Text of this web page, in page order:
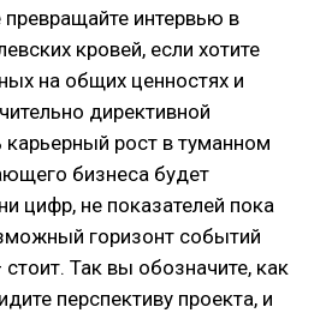
интервью в
кровей, если хотите
на общих ценностях и
директивной
карьерный рост в туманном
бизнеса будет
цифр, не показателей пока
горизонт событий
стоит. Так вы обозначите, как
перспективу проекта, и